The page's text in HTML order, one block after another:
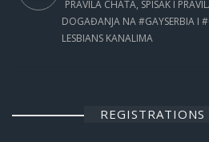
PRAVILA CHATA, SPISAK I
DOGAĐANJA NA #GAYSERBIA I
LESBIANS KANALIMA
REGISTRATIONS